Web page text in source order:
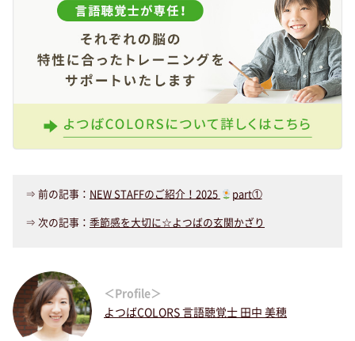
⇒ 前の記事： NEW STAFFのご紹介！2025
part①
⇒ 次の記事： 季節感を大切に☆よつばの玄関かざり
＜Profile＞
よつばCOLORS 言語聴覚士 田中 美穂